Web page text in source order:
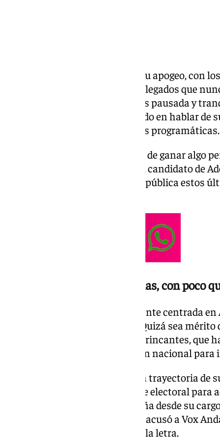
La campaña andaluza está en su apogeo, con
los líderes nacionales más desplegados que
desarrollando de una forma más pausada y
los candidatos está más centrado en hablar
modelos de gestión o diferencias programáticas.
Todos en su trinchera, tratando de ganar algo
demasiado. Una excepción es el candidato de
García, que, casi sin proyección pública estos
Una campaña sin estridencias, con poco
Es una contienda política bastante centrada
en esta época de polarización. Quizá sea
repetido sin cesar, o de sus contrincantes, que
estrategia era obviar la situación nacional
Aun así, el propio Moreno usó la trayectoria
Madrid durante el primer debate electoral
singular que prometió a Cataluña desde su
Ministra de Hacienda. Además, acusó a Vox
marcada desde Madrid al pie de la letra.